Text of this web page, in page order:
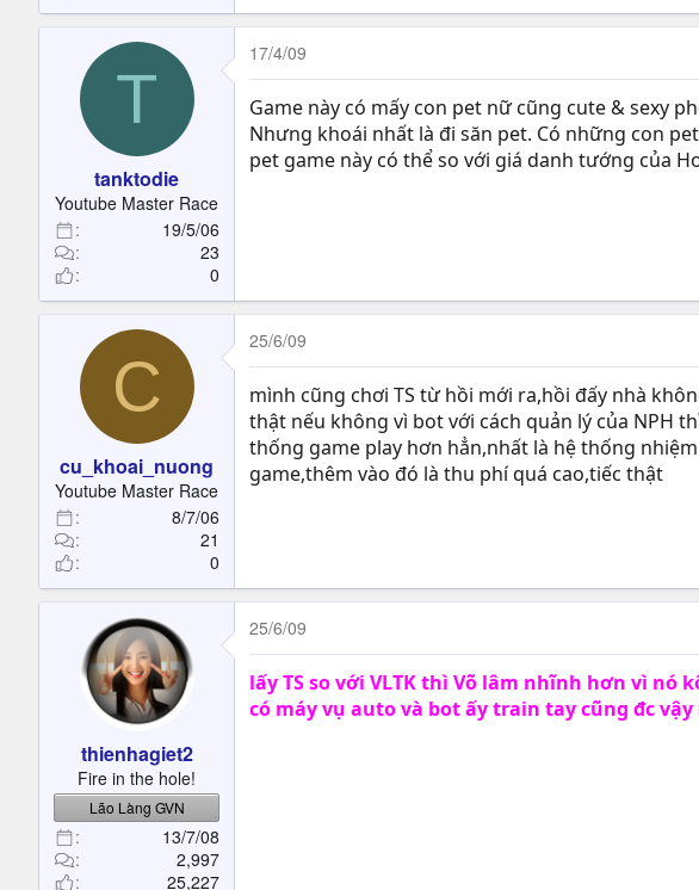
T
tanktodie
Youtube Master Race
19/5/06
23
0
17/4/09
Game này có mấy con pet nữ cũng cute & sexy
Nhưng khoái nhất là đi săn pet. Có những con
pet game này có thể so với giá danh tướng của
C
cu_khoai_nuong
Youtube Master Race
8/7/06
21
0
25/6/09
mình cũng chơi TS từ hồi mới ra,hồi đấy nhà
thật nếu không vì bot với cách quản lý của NPH
thống game play hơn hẳn,nhất là hệ thống
game,thêm vào đó là thu phí quá cao,tiếc thật
thienhagiet2
Fire in the hole!
Lão Làng GVN
13/7/08
2,997
25,227
25/6/09
lấy TS so với VLTK thì Võ lâm nhĩnh hơn vì nó
có máy vụ auto và bot ấy train tay cũng đc